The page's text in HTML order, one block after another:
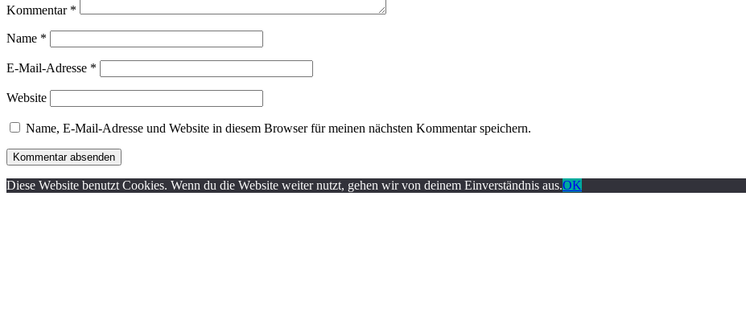
Kommentar *
Name *
E-Mail-Adresse *
Website
Name, E-Mail-Adresse und Website in diesem Browser für meinen nächsten Kommentar speichern.
Diese Website benutzt Cookies. Wenn du die Website weiter nutzt, gehen wir von deinem Einverständnis aus.OK